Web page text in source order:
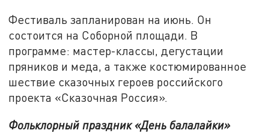
Фестиваль запланирован на июнь. Он
состоится на Соборной площади. В
программе: мастер-классы, дегустации
пряников и меда, а также костюмированное
шествие сказочных героев российского
проекта «Сказочная Россия».
Фольклорный праздник «День балалайки»